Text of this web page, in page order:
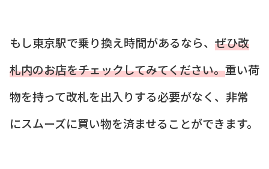
もし東京駅で乗り換え時間があるなら、 ぜひ改
札内のお店をチェックしてみてください。重い荷
物を持って改札を出入りする必要がなく、非常
にスムーズに買い物を済ませることができます。